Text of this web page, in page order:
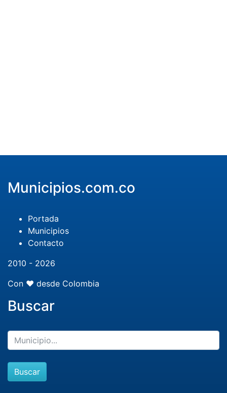
Municipios.com.co
Portada
Municipios
Contacto
2010 - 2026
Con ❤️ desde Colombia
Buscar
Buscar